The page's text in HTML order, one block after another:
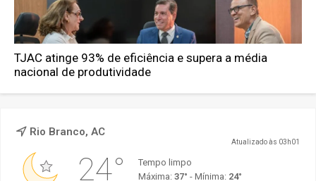
TJAC atinge 93% de eficiência e supera a média
nacional de produtividade
Rio Branco, AC
Atualizado às 03h01
24°
Tempo limpo
Máxima: 37° - Mínima: 24°